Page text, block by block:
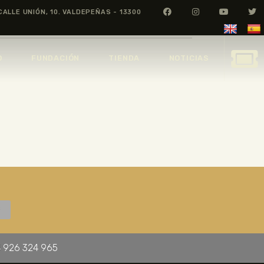
UNIÓN, 10. VALDEPEÑAS - 13300
926 324 965